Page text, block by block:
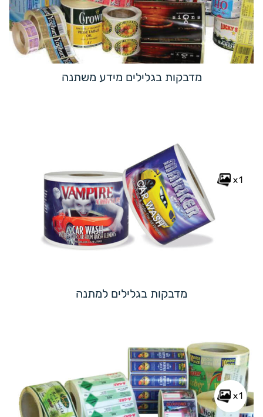
מדבקות בגלילים מידע משתנה
x1
מדבקות בגלילים למתנה
x1